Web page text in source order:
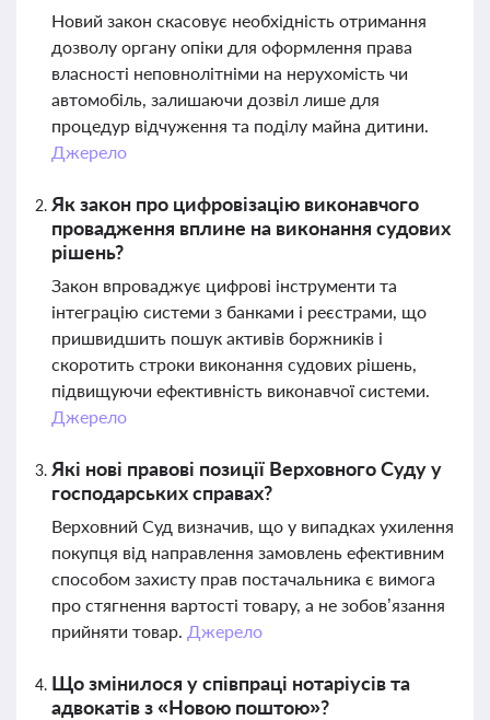
Новий закон скасовує необхідність отримання
дозволу органу опіки для оформлення права
власності неповнолітніми на нерухомість чи
автомобіль, залишаючи дозвіл лише для
процедур відчуження та поділу майна дитини.
Джерело
Як закон про цифровізацію виконавчого
провадження вплине на виконання судових
рішень?
Закон впроваджує цифрові інструменти та
інтеграцію системи з банками і реєстрами, що
пришвидшить пошук активів боржників і
скоротить строки виконання судових рішень,
підвищуючи ефективність виконавчої системи.
Джерело
Які нові правові позиції Верховного Суду у
господарських справах?
Верховний Суд визначив, що у випадках ухилення
покупця від направлення замовлень ефективним
способом захисту прав постачальника є вимога
про стягнення вартості товару, а не зобов’язання
прийняти товар. Джерело
Що змінилося у співпраці нотаріусів та
адвокатів з «Новою поштою»?